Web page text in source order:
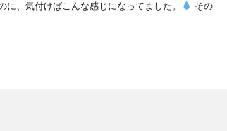
、気付けばこんな感じになってました。
その